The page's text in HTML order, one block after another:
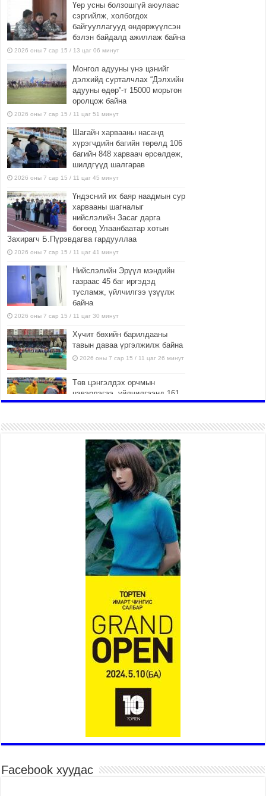
Үер усны болзошгүй аюулаас
сэргийлж, холбогдох
байгууллагууд өндөржүүлсэн
бэлэн байдалд ажиллаж байна
2026 оны 7 сар 15 / 13 цаг 06 минут
Монгол адууны үнэ цэнийг
дэлхийд сурталчлах “Дэлхийн
адууны өдөр”-т 15000 морьтон
оролцож байна
2026 оны 7 сар 15 / 11 цаг 51 минут
Шагайн харвааны насанд
хүрэгчдийн багийн төрөлд 106
багийн 848 харваач өрсөлдөж,
шилдгүүд шалгарав
2026 оны 7 сар 15 / 11 цаг 45 минут
Үндэсний их баяр наадмын сур
харвааны шагналыг
нийслэлийн Засаг дарга
бөгөөд Улаанбаатар хотын
Захирагч Б.Пүрэвдагва гардууллаа
2026 оны 7 сар 15 / 11 цаг 41 минут
Нийслэлийн Эрүүл мэндийн
газраас 45 баг иргэдэд
тусламж, үйлчилгээ үзүүлж
байна
2026 оны 7 сар 15 / 11 цаг 30 минут
Хүчит бөхийн барилдааны
тавын даваа үргэлжилж байна
2026 оны 7 сар 15 / 11 цаг 26 минут
Төв цэнгэлдэх орчмын
цэвэрлэгээ, үйлчилгээнд 161
ажилтан, 27 техниктэй
2026 оны 7 сар 15 / 11 цаг 22 минут
Наадмын амралтын өдрүүдэд
нийслэлийн эрүүл мэндийн
байгууллагууд дараах
хуваарийн дагуу ажиллана
2026 оны 7 сар 15 / 11 цаг 18 минут
Үндэсний их баяр наадам
эхэллээ
2026 оны 7 сар 15 / 11 цаг 14 минут
Үер усны аюулаас сэргийлж, нийслэлийн Онцгой
байдлын газрын 162 алба хаагч үүрэг гүйцэтгэж
2026 оны 7 сар 15 / 11 цаг 07 минут
Үндэсний их сурын харваанд 850 харваач цэц
2026 оны 7 сар 15 / 11 цаг 03 минут
Төв цэнгэлдэхийн эргэн тойронд
2026 оны 7 сар 15 / 10 цаг 58 минут
Үндэсний их баяр наадмын шагайн харваа
насанд хүрэгчдийн багийн харваагаар
Үндэсний их баяр наадмын хүчит бөхийн
Facebook хуудас